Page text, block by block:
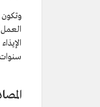
وتكون
العمل
سنوات، وغرامة